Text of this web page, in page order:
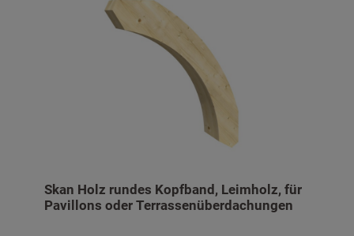
Skan Holz rundes Kopfband, Leimholz, für
Pavillons oder Terrassenüberdachungen